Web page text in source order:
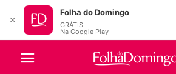
✕
Folha do Domingo
GRÁTIS
Na Google Play